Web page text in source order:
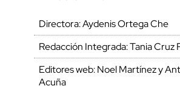
Directora: Aydenis Ortega Che
Redacción Integrada: Tania Cruz
Editores web: Noel Martínez y
Acuña